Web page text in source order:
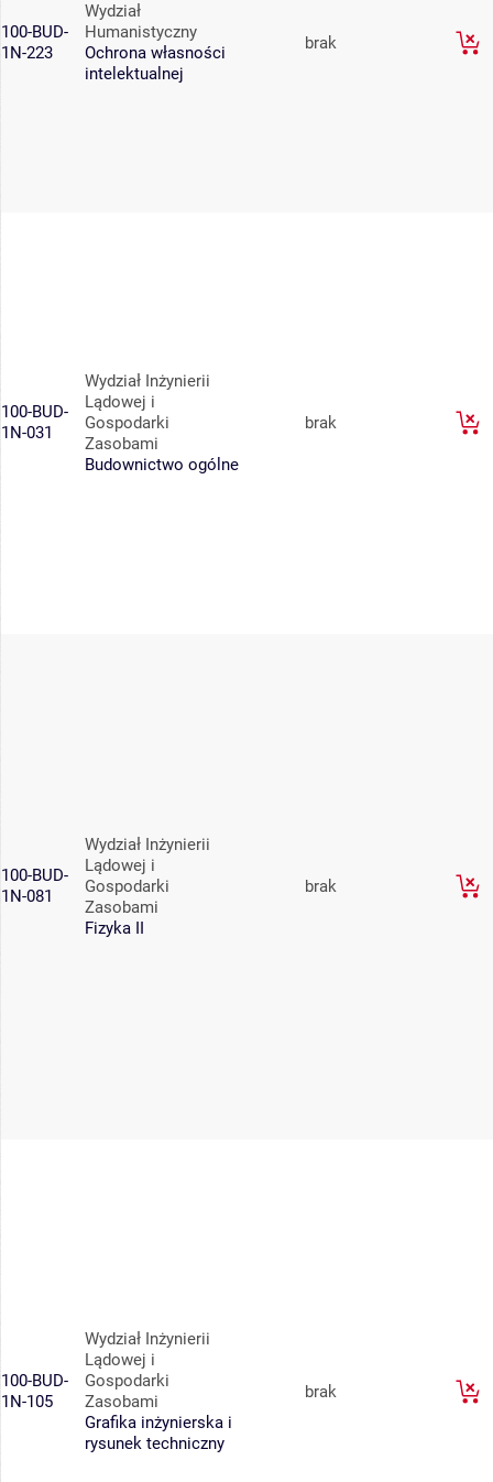
100-BUD-
1N-223
Wydział
Humanistyczny
Ochrona własności
intelektualnej
brak
100-BUD-
1N-031
Wydział Inżynierii
Lądowej i
Gospodarki
Zasobami
Budownictwo ogólne
brak
100-BUD-
1N-081
Wydział Inżynierii
Lądowej i
Gospodarki
Zasobami
Fizyka II
brak
100-BUD-
1N-105
Wydział Inżynierii
Lądowej i
Gospodarki
Zasobami
Grafika inżynierska i
rysunek techniczny
brak